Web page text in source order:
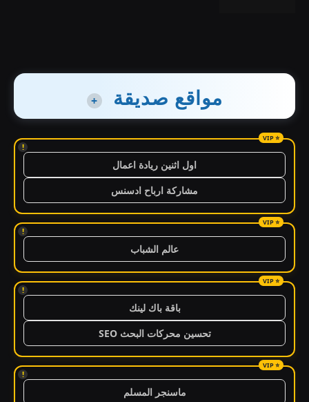
مواقع صديقة +
!
اول اثنين ريادة اعمال
مشاركة ارباح ادسنس
!
عالم الشباب
!
باقة باك لينك
تحسين محركات البحث SEO
!
ماسنجر المسلم